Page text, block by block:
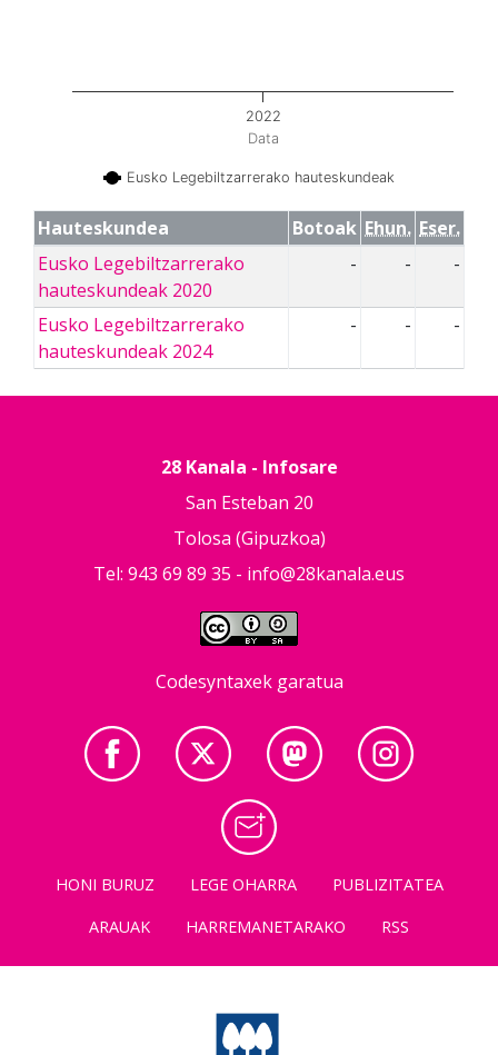
Data
Eusko Legebiltzarrerako hauteskundeak
2022
Hauteskundea Botoak Ehun. Eser.
Eusko Legebiltzarrerako
hauteskundeak 2020
- - -
Eusko Legebiltzarrerako
hauteskundeak 2024
- - -
28 Kanala - Infosare
San Esteban 20
Tolosa (Gipuzkoa)
Tel: 943 69 89 35 - info@28kanala.eus
Codesyntaxek garatua
HONI BURUZ LEGE OHARRA
PUBLIZITATEA
ARAUAK
HARREMANETARAKO RSS